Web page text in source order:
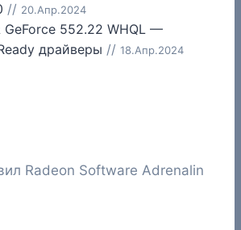
// 20.Апр.2024
GeForce 552.22 WHQL —
драйверы // 18.Апр.2024
Radeon Software Adrenalin